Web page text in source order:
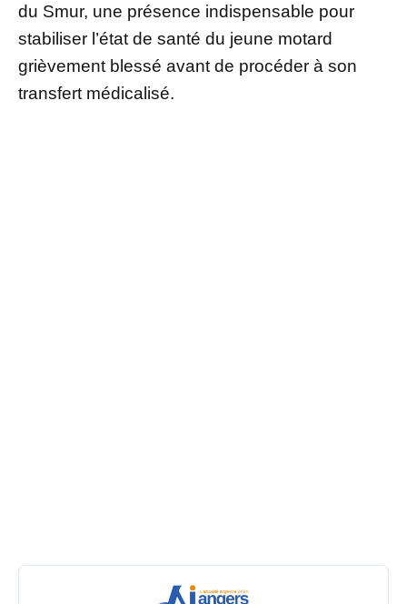
du Smur, une présence indispensable pour
stabiliser l’état de santé du jeune motard
grièvement blessé avant de procéder à son
transfert médicalisé.